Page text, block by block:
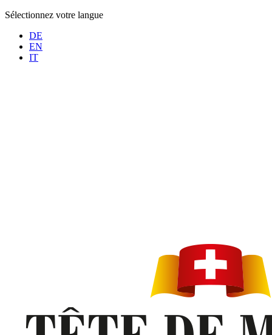
Sélectionnez votre langue
DE
EN
IT